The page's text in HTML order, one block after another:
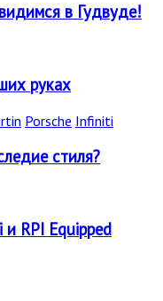
в Гудвуде!
руках
Porsche Infiniti
стиля?
RPI Equipped